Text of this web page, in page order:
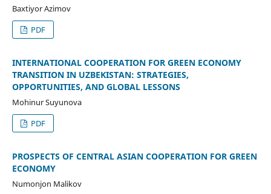
Baxtiyor Azimov
PDF
INTERNATIONAL COOPERATION FOR GREEN ECONOMY
TRANSITION IN UZBEKISTAN: STRATEGIES,
OPPORTUNITIES, AND GLOBAL LESSONS
Mohinur Suyunova
PDF
PROSPECTS OF CENTRAL ASIAN COOPERATION FOR GREEN
ECONOMY
Numonjon Malikov